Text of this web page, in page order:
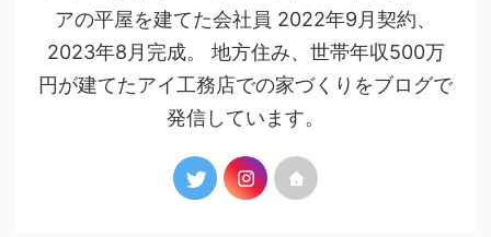
アの平屋を建てた会社員 2022年9月契約、
2023年8月完成。 地方住み、世帯年収500万
円が建てたアイ工務店での家づくりをブログで
発信しています。